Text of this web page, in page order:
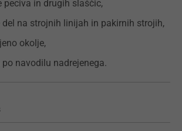
peciva in drugih slaščic,
del na strojnih linijah in pakirnih strojih,
okolje,
navodilu nadrejenega.